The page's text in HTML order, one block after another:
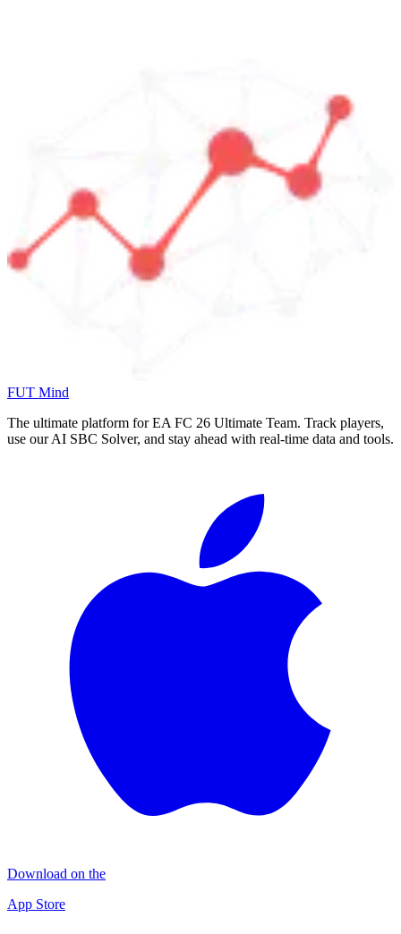
FUT Mind
The ultimate platform for EA FC 26 Ultimate Team. Track players,
use our AI SBC Solver, and stay ahead with real-time data and tools.
Download on the
App Store